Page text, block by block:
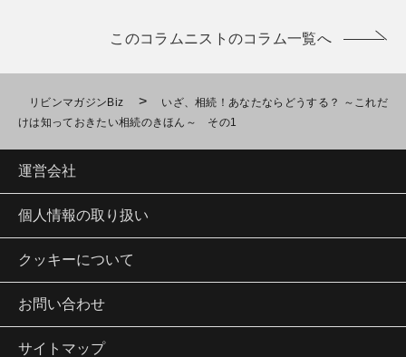
このコラムニストのコラム一覧へ
リビンマガジンBiz >
いざ、相続！あなたならどうする？ ～これだ
けは知っておきたい相続のきほん～ その1
運営会社
個人情報の取り扱い
クッキーについて
お問い合わせ
サイトマップ